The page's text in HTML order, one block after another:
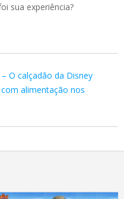
sua experiência?
O calçadão da Disney
alimentação nos